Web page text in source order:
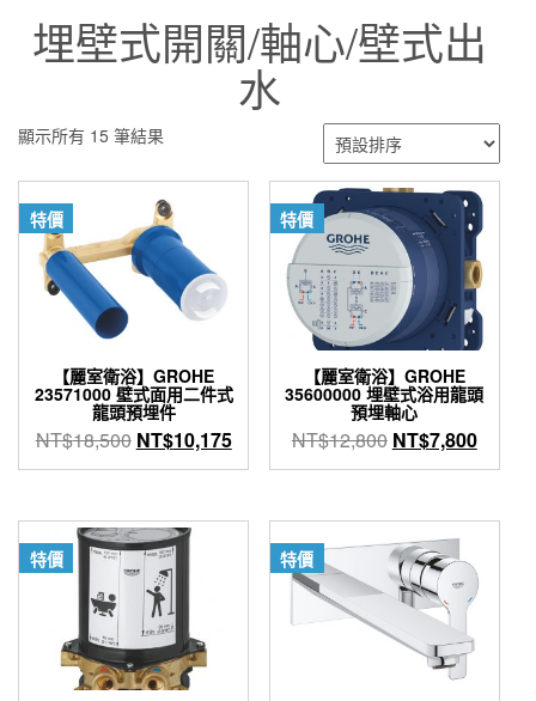
埋壁式開關/軸心/壁式出
水
顯示所有 15 筆結果
特價
【麗室衛浴】GROHE
23571000 壁式面用二件式
龍頭預埋件
NT$18,500 原
始
格：
NT$18,500。
NT$10,175目
前
格：
NT$10,175。
特價
【麗室衛浴】GROHE
35600000 埋壁式浴用龍頭
預埋軸心
NT$12,800 原
始
格：
NT$12,800。
NT$7,800目
前
格：
特價 特價